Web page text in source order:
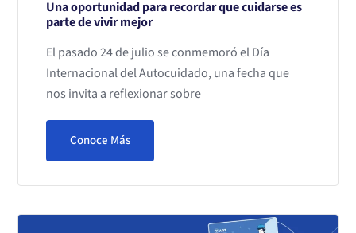
Una oportunidad para recordar que cuidarse es
parte de vivir mejor
El pasado 24 de julio se conmemoró el Día
Internacional del Autocuidado, una fecha que
nos invita a reflexionar sobre
Conoce Más